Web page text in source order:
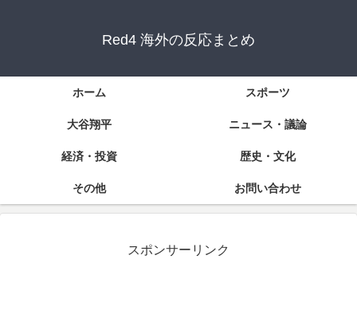
Red4 海外の反応まとめ
ホーム スポーツ
大谷翔平 ニュース・議論
経済・投資 歴史・文化
その他 お問い合わせ
スポンサーリンク